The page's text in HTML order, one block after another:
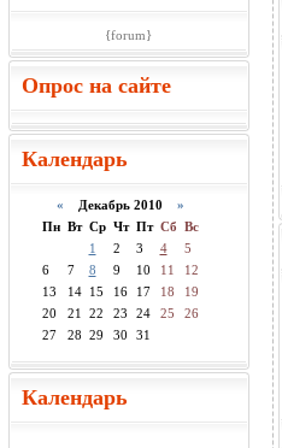
{forum}
Опрос на сайте
Календарь
« Декабрь 2010 »
Пн Вт Ср Чт Пт Сб Вс
1
2 3 4
5
6
7 8 9 10 11
12
13
14 15 16 17 18
19
20
21 22 23 24 25
26
27
28 29 30 31
Календарь